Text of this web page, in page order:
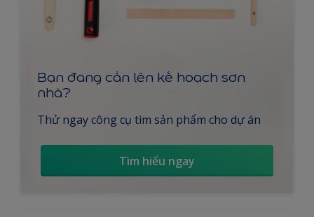
Bạn đang cần lên kế hoạch sơn
nhà?
Thử ngay công cụ tìm sản phẩm cho dự án
Tìm hiểu ngay